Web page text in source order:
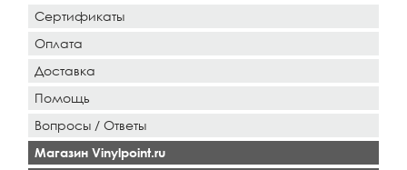
Сертификаты
Оплата
Доставка
Помощь
Вопросы / Ответы
Магазин Vinylpoint.ru